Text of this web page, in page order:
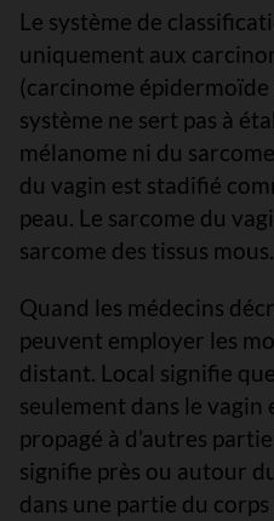
Le système de
uniquement aux
(carcinome
système ne sert pas à
mélanome ni du
du vagin est stadifié
peau. Le sarcome du
sarcome des tissus mous.
Quand les médecins
peuvent employer les
distant. Local signifie
seulement dans le vagin
propagé à d’autres
signifie près ou autour
dans une partie du